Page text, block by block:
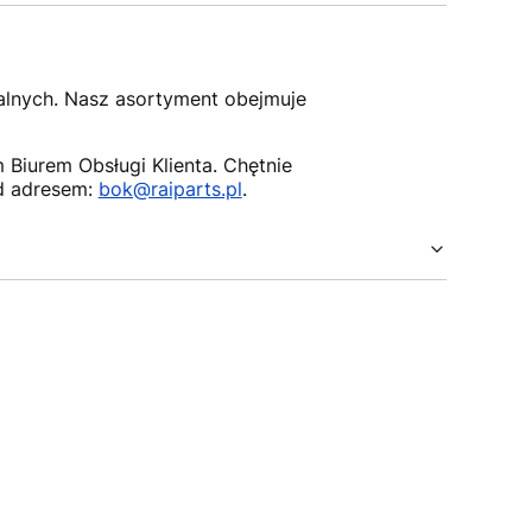
Nasz asortyment obejmuje
Obsługi Klienta. Chętnie
adresem: bok@raiparts.pl.